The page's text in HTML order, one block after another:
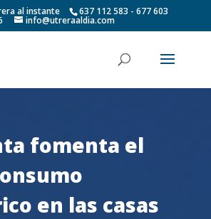
al instante 637 112 583 - 677 603
info@utreraaldia.com
fomenta el
en las casas